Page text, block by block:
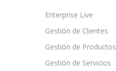
Enterprise Live
Gestión de Clientes
Gestión de Productos
Gestión de Servicios